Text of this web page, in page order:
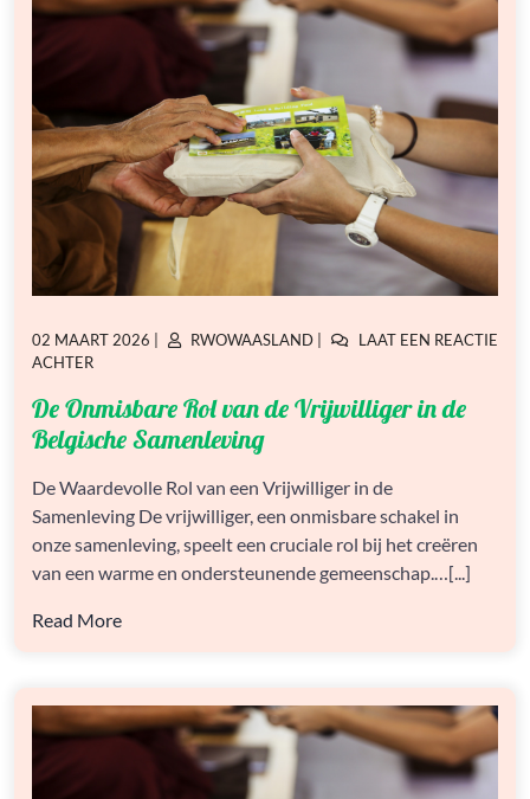
GEPLAATST
OP
02 MAART 2026
GEPLAATST
RWOWAASLAND
LAAT EEN REACTIE
ACHTEROP
ONMISBARE
ROL
VAN
VRIJWILLIGER
IN
DE
SAMENLEVING
De Onmisbare Rol van de Vrijwilliger in de
Belgische Samenleving
De Waardevolle Rol van een Vrijwilliger in de
Samenleving De vrijwilliger, een onmisbare schakel in
onze samenleving, speelt een cruciale rol bij het creëren
van een warme en ondersteunende gemeenschap.…[...]
Read More